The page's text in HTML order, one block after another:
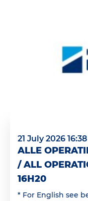
21 July 2026 16:38
ALLE
/ ALL
16H20
* For English see